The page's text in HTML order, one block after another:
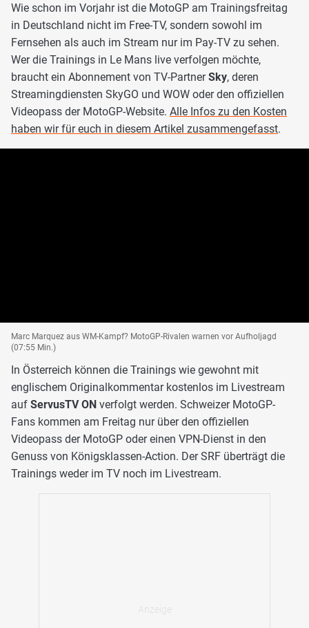
Wie schon im Vorjahr ist die MotoGP am Trainingsfreitag
in Deutschland nicht im Free-TV, sondern sowohl im
Fernsehen als auch im Stream nur im Pay-TV zu sehen.
Wer die Trainings in Le Mans live verfolgen möchte,
braucht ein Abonnement von TV-PartnerSky, deren
Streamingdiensten SkyGO und WOW oder den offiziellen
Videopass der MotoGP-Website. Alle Infos zu den Kosten
haben wir für euch in diesem Artikel zusammengefasst.
Marc Marquez aus WM-Kampf? MotoGP-Rivalen warnen vor Aufholjagd
(07:55 Min.)
In Österreich können die Trainings wie gewohnt mit
englischem Originalkommentar kostenlos im Livestream
auf ServusTV ON verfolgt werden. Schweizer MotoGP-
Fans kommen am Freitag nur über den offiziellen
Videopass der MotoGP oder einen VPN-Dienst in den
Genuss von Königsklassen-Action. Der SRF überträgt die
Trainings weder im TV noch im Livestream.